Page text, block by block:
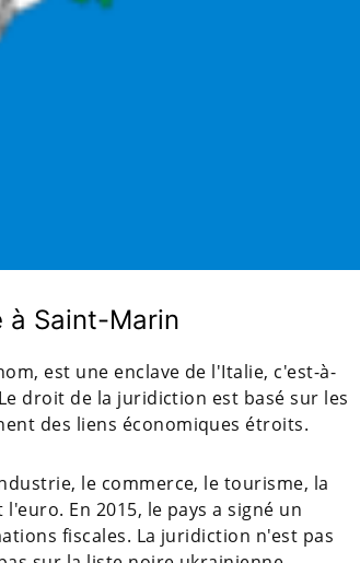
à Saint-Marin
est une enclave de l'Italie, c'est-à-
droit de la juridiction est basé sur les
des liens économiques étroits.
le commerce, le tourisme, la
En 2015, le pays a signé un
fiscales. La juridiction n'est pas